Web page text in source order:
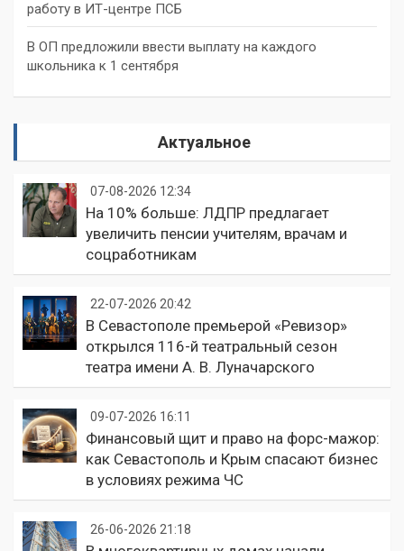
работу в ИТ-центре ПСБ
В ОП предложили ввести выплату на каждого
школьника к 1 сентября
Актуальное
07-08-2026 12:34
На 10% больше: ЛДПР предлагает
увеличить пенсии учителям, врачам и
соцработникам
22-07-2026 20:42
В Севастополе премьерой «Ревизор»
открылся 116-й театральный сезон
театра имени А. В. Луначарского
09-07-2026 16:11
Финансовый щит и право на форс-мажор:
как Севастополь и Крым спасают бизнес
в условиях режима ЧС
26-06-2026 21:18